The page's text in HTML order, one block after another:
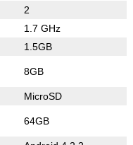
2
1.7 GHz
1.5GB
8GB
MicroSD
64GB